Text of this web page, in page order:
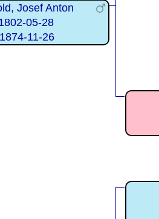
Josef Anton
05-28
11-26